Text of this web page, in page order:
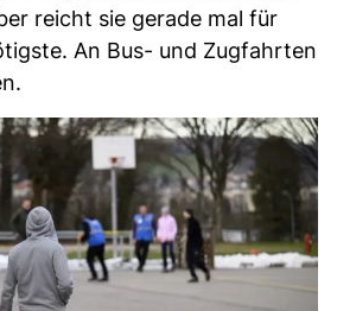
reicht sie gerade mal für
An Bus- und Zugfahrten